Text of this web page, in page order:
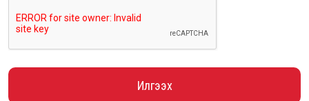
Илгээх